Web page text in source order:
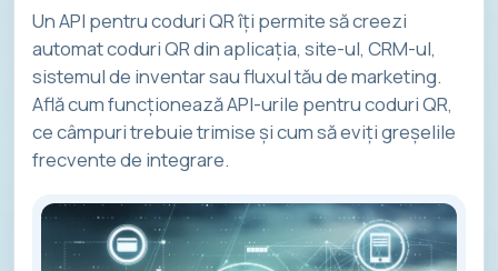
Un API pentru coduri QR îți permite să creezi
automat coduri QR din aplicația, site-ul, CRM-ul,
sistemul de inventar sau fluxul tău de marketing.
Află cum funcționează API-urile pentru coduri QR,
ce câmpuri trebuie trimise și cum să eviți greșelile
frecvente de integrare.